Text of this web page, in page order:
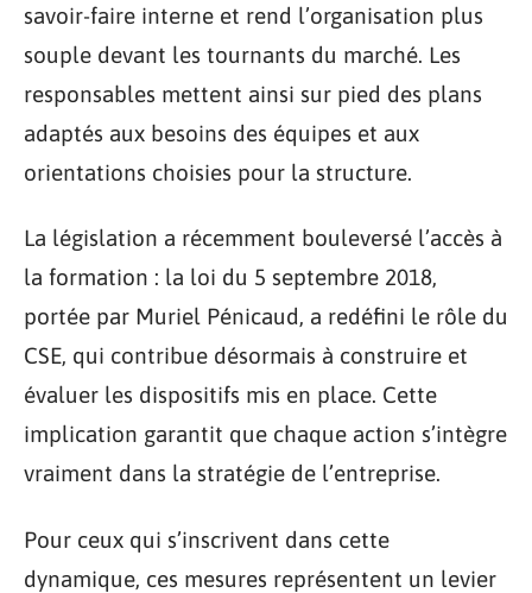
savoir-faire interne et rend l’organisation plus
souple devant les tournants du marché. Les
responsables mettent ainsi sur pied des plans
adaptés aux besoins des équipes et aux
orientations choisies pour la structure.
La législation a récemment bouleversé l’accès à
la formation : la loi du 5 septembre 2018,
portée par Muriel Pénicaud, a redéfini le rôle du
CSE, qui contribue désormais à construire et
évaluer les dispositifs mis en place. Cette
implication garantit que chaque action s’intègre
vraiment dans la stratégie de l’entreprise.
Pour ceux qui s’inscrivent dans cette
dynamique, ces mesures représentent un levier